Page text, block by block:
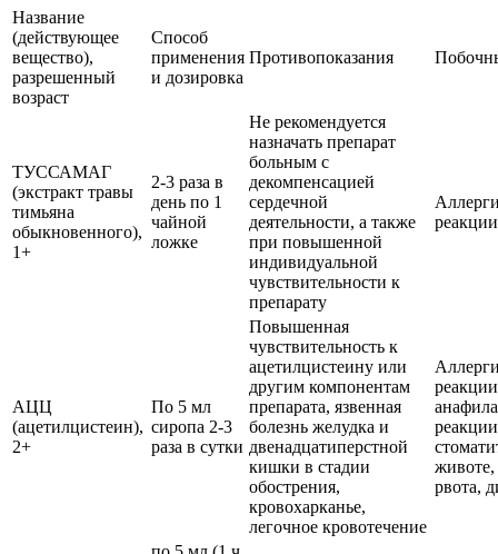
Название
(действующее
вещество),
разрешенный
возраст
Способ
применения
и дозировка
Противопоказания
ТУССАМАГ
(экстракт травы
тимьяна
обыкновенного),
1+
2-3 раза в
день по 1
чайной
ложке
Не рекомендуется
назначать препарат
больным с
декомпенсацией
сердечной
деятельности, а также
при повышенной
индивидуальной
чувствительности к
препарату
АЦЦ
(ацетилцистеин),
2+
По 5 мл
сиропа 2-3
раза в сутки
Повышенная
чувствительность к
ацетилцистеину или
другим компонентам
препарата, язвенная
болезнь желудка и
двенадцатиперстной
кишки в стадии
обострения,
кровохарканье,
легочное кровотечение
рвота,